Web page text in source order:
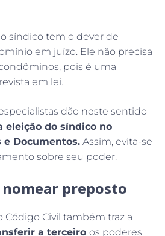
o síndico tem o dever de
em juízo. Ele não precisa
pois é uma
em lei.
dão neste sentido
eleição do síndico no
Documentos. Assim, evita-se
sobre seu poder.
preposto
Código Civil também traz a
a terceiro os poderes